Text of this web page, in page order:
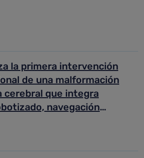
la primera intervención
de una malformación
que integra
navegación
mapa de flujo cerebral